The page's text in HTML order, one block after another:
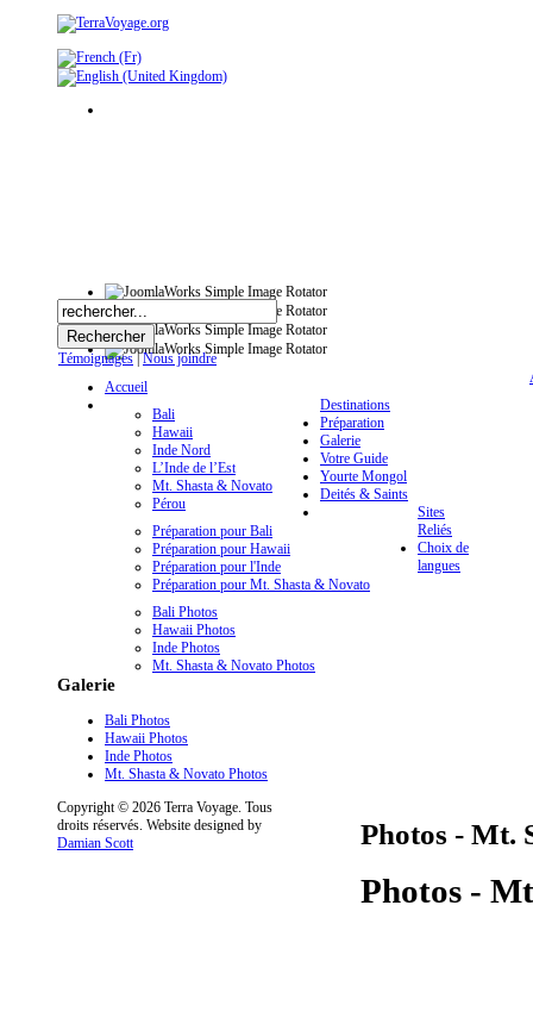
Témoignages|Nous joindre
Accueil
Destinations
Bali
Hawaii
Inde Nord
L’Inde de l’Est
Mt. Shasta & Novato
Pérou
Préparation
Préparation pour Bali
Préparation pour Hawaii
Préparation pour l'Inde
Préparation pour Mt. Shasta & Novato
Galerie
Bali Photos
Hawaii Photos
Inde Photos
Mt. Shasta & Novato Photos
Votre Guide
Yourte Mongol
Deités & Saints
Sites
Reliés
Choix de
langues
Galerie
Bali Photos
Hawaii Photos
Inde Photos
Mt. Shasta & Novato Photos
Photos - Mt.
Photos -
Copyright © 2026 Terra Voyage. Tous
droits réservés. Website designed by
Damian Scott